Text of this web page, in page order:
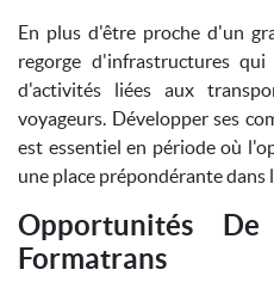
En plus d'être proche d'un
regorge d'infrastructures
d'activités liées aux
voyageurs. Développer ses
est essentiel en période où
une place prépondérante
Opportunités
Formatrans